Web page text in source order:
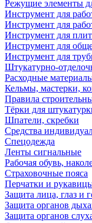
Режущие элементы
Инструмент для
Инструмент для
Инструмент для
Инструмент для
Инструмент для
Штукатурно-
Расходные
Кельмы, мастерки,
Правила
Тёрки для
Шпатели, скребки
Средства
Спецодежда
Ленты сигнальные
Рабочая обувь,
Страховочные пояса
Перчатки и
Защита лица, глаз и
Защита органов
Защита органов